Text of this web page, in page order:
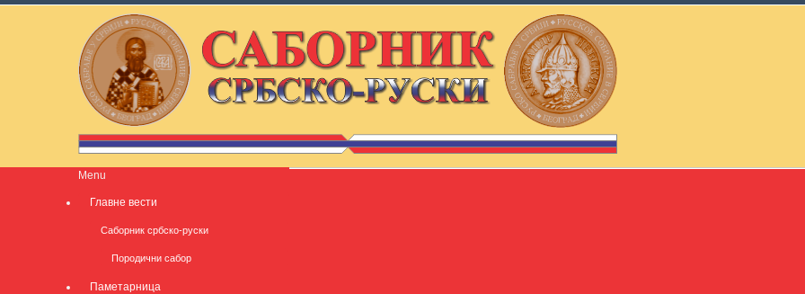
Menu
Главне вести
Саборник србско-руски
Породични сабор
Паметарница